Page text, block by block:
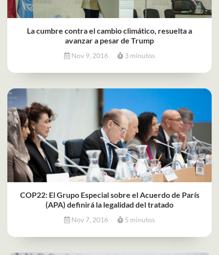
La cumbre contra el cambio climático, resuelta a
avanzar a pesar de Trump
Nov 9, 2016 3 minutos
COP22: El Grupo Especial sobre el Acuerdo de París
(APA) definirá la legalidad del tratado
Nov 7, 2016 5 minutos